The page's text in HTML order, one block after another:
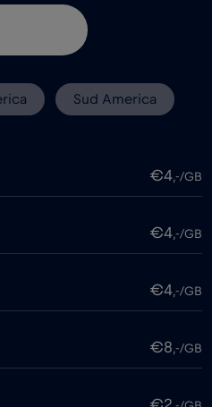
Sud America
€4,-/GB
€4,-/GB
€4,-/GB
€8,-/GB